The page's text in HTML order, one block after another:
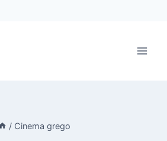
/ Cinema grego